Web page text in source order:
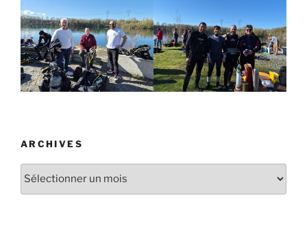
ARCHIVES